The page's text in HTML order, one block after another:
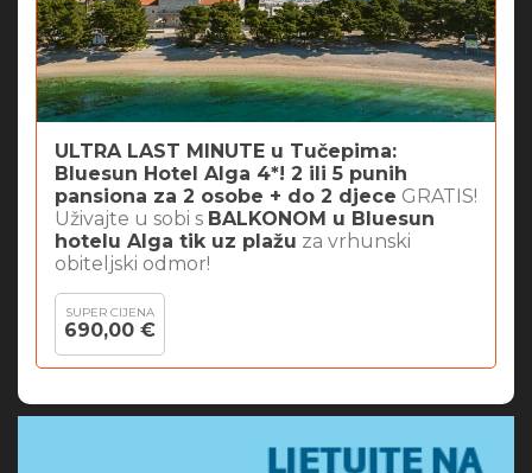
ULTRA LAST MINUTE u Tučepima:
Bluesun Hotel Alga 4*! 2 ili 5 punih
pansiona za 2 osobe + do 2 djece GRATIS!
Uživajte u sobi s BALKONOM u Bluesun
hotelu Alga tik uz plažu za vrhunski
obiteljski odmor!
SUPER CIJENA
690,00 €